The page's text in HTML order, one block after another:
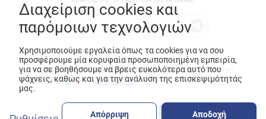
© Copyright 2026ANEDIK Kritikos. All Rights Reserved
Made with
byDesquared
Διαχείριση cookies και
παρόμοιων τεχνολογιών
Χρησιμοποιούμε εργαλεία όπως τα cookies για να σου
προσφέρουμε μία κορυφαία προσωποποιημένη εμπειρία,
για να σε βοηθήσουμε να βρεις ευκολότερα αυτό που
ψάχνεις, καθώς και για την ανάλυση της επισκεψιμότητάς
μας.
Απόρριψη Αποδοχή